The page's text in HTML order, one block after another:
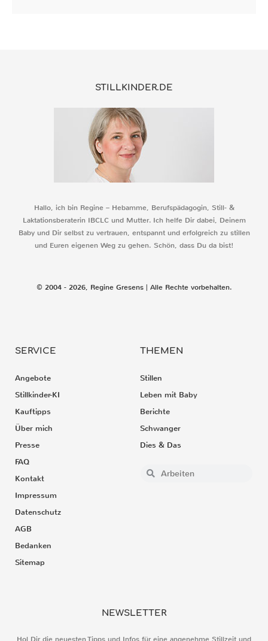
STILLKINDER.DE
Hallo, ich bin Regine – Hebamme, Berufspädagogin, Still- &
Laktationsberaterin IBCLC und Mutter. Ich helfe Dir dabei, Deinem
Baby und Dir selbst zu vertrauen, entspannt und erfolgreich zu stillen
und Euren eigenen Weg zu gehen. Schön, dass Du da bist!
© 2004 - 2026, Regine Gresens | Alle Rechte vorbehalten.
SERVICE
Angebote
Stillkinder-KI
Kauftipps
Über mich
Presse
FAQ
Kontakt
Impressum
Datenschutz
AGB
Bedanken
Sitemap
THEMEN
Stillen
Leben mit Baby
Berichte
Schwanger
Dies & Das
NEWSLETTER